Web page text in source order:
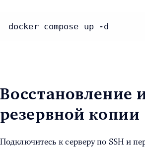
docker compose up -d
Восстановление
резервной копии
Подключитесь к серверу по SSH и